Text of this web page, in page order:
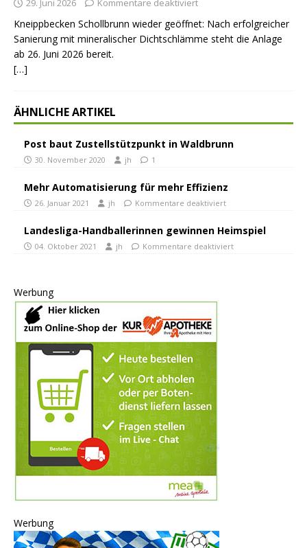
Kneippbecken Schollbrunn wieder geöffnet: Nach erfolgreicher
Sanierung mit mineralischer Dichtschlämme steht die Anlage
ab 26. Juni 2026 bereit.
[…]
ÄHNLICHE ARTIKEL
Post baut Zustellstützpunkt in Waldbrunn
30. November 2020 jh 1
Mehr Automatisierung für mehr Effizienz
26. Januar 2021 jh Kommentare deaktiviert
Landesliga-Handballerinnen gewinnen Heimspiel
04. Oktober 2021 jh Kommentare deaktiviert
Werbung
Werbung